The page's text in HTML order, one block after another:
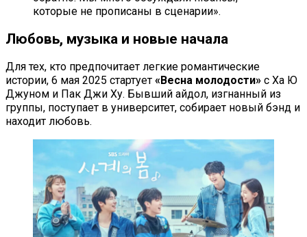
которые не прописаны в сценарии».
Любовь, музыка и новые начала
Для тех, кто предпочитает легкие романтические
истории, 6 мая 2025 стартует «Весна молодости» с Ха Ю
Джуном и Пак Джи Ху. Бывший айдол, изгнанный из
группы, поступает в университет, собирает новый бэнд и
находит любовь.